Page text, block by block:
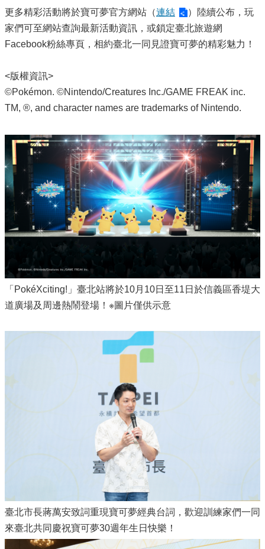
更多精彩活動將於寶可夢官方網站（連結
）陸續公布，玩
家們可至網站查詢最新活動資訊，或鎖定臺北旅遊網
Facebook粉絲專頁，相約臺北一同見證寶可夢的精彩魅力！
<版權資訊>
©Pokémon. ©Nintendo/Creatures Inc./GAME FREAK inc.
TM, ®, and character names are trademarks of Nintendo.
「PokéXciting!」臺北站將於10月10日至11日於信義區香堤大
道廣場及周邊熱鬧登場！※圖片僅供示意
臺北市長蔣萬安致詞重現寶可夢經典台詞，歡迎訓練家們一同
來臺北共同慶祝寶可夢30週年生日快樂！